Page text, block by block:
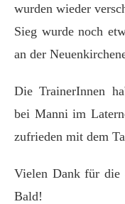
wurden wieder
Sieg wurde noch
an der
Die TrainerInnen
bei Manni im
zufrieden mit dem
Vielen Dank für die
Bald!